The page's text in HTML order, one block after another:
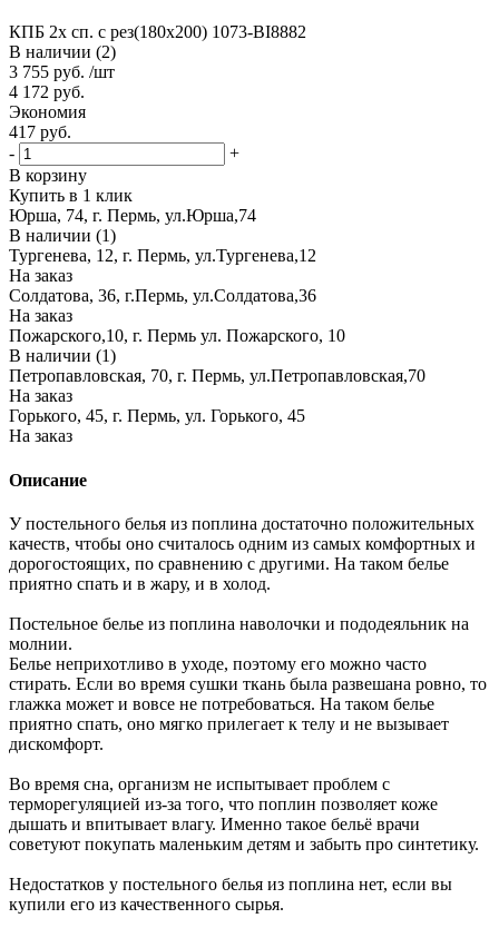
КПБ 2х сп. с рез(180х200) 1073-BI8882
В наличии (2)
3 755 руб. /шт
4 172 руб.
Экономия
417 руб.
-
+
В корзину
Купить в 1 клик
Юрша, 74, г. Пермь, ул.Юрша,74
В наличии (1)
Тургенева, 12, г. Пермь, ул.Тургенева,12
На заказ
Солдатова, 36, г.Пермь, ул.Солдатова,36
На заказ
Пожарского,10, г. Пермь ул. Пожарского, 10
В наличии (1)
Петропавловская, 70, г. Пермь, ул.Петропавловская,70
На заказ
Горького, 45, г. Пермь, ул. Горького, 45
На заказ
Описание
У постельного белья из поплина достаточно положительных
качеств, чтобы оно считалось одним из самых комфортных и
дорогостоящих, по сравнению с другими. На таком белье
приятно спать и в жару, и в холод.
Постельное белье из поплина наволочки и пододеяльник на
молнии.
Белье неприхотливо в уходе, поэтому его можно часто
стирать. Если во время сушки ткань была развешана ровно, то
глажка может и вовсе не потребоваться. На таком белье
приятно спать, оно мягко прилегает к телу и не вызывает
дискомфорт.
Во время сна, организм не испытывает проблем с
терморегуляцией из-за того, что поплин позволяет коже
дышать и впитывает влагу. Именно такое бельё врачи
советуют покупать маленьким детям и забыть про синтетику.
Недостатков у постельного белья из поплина нет, если вы
купили его из качественного сырья.